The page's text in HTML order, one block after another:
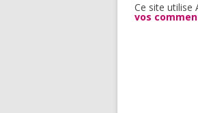
Ce site utilise
vos